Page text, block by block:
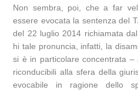
Non sembra, poi, che a far
essere evocata la sentenza del
del 22 luglio 2014 richiamata
hi tale pronuncia, infatti, la
si è in particolare concentrata –
riconducibili alla sfera della
evocabile in ragione dello